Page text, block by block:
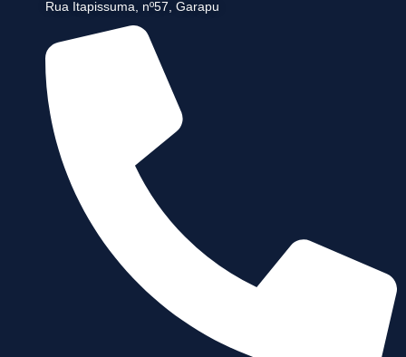
Rua Itapissuma, nº57, Garapu